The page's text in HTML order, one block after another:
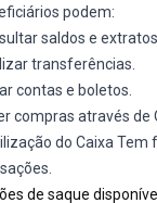
podem:
saldos e
transferências.
contas e boletos.
compras através de
do Caixa
de saque